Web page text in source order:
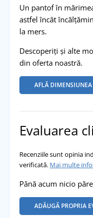
Un pantof în
astfel încât
la mers.
Descoperiți și alte
din oferta noastră.
AFLĂ DIMENSIUNEA
Evaluarea
Recenziile sunt opinia
verificată. Mai multe
Până acum nicio
ADĂUGĂ PROPRIA